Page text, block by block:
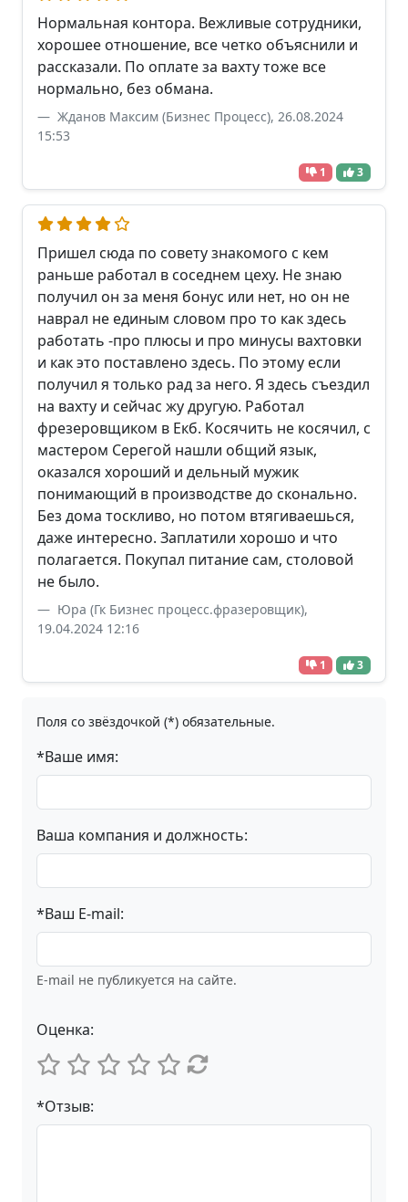
Нормальная контора. Вежливые сотрудники,
хорошее отношение, все четко объяснили и
рассказали. По оплате за вахту тоже все
нормально, без обмана.
Жданов Максим (Бизнес Процесс), 26.08.2024
15:53
1 3
Пришел сюда по совету знакомого с кем
раньше работал в соседнем цеху. Не знаю
получил он за меня бонус или нет, но он не
наврал не единым словом про то как здесь
работать -про плюсы и про минусы вахтовки
и как это поставлено здесь. По этому если
получил я только рад за него. Я здесь съездил
на вахту и сейчас жу другую. Работал
фрезеровщиком в Екб. Косячить не косячил, с
мастером Серегой нашли общий язык,
оказался хороший и дельный мужик
понимающий в производстве до сконально.
Без дома тоскливо, но потом втягиваешься,
даже интересно. Заплатили хорошо и что
полагается. Покупал питание сам, столовой
не было.
Юра (Гк Бизнес процесс.фразеровщик),
19.04.2024 12:16
1 3
Поля со звёздочкой (*) обязательные.
*Ваше имя:
Ваша компания и должность:
*Ваш E-mail:
E-mail не публикуется на сайте.
Оценка:
*Отзыв: